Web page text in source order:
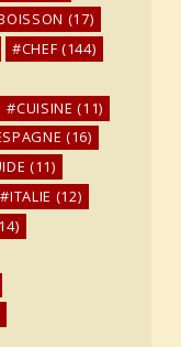
(17)
CHEF (144)
CUISINE (11)
(16)
(11)
ITALIE (12)